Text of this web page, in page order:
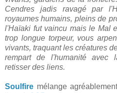
Cendres jadis ravagé par
royaumes humains, pleins de
l'Haïaki fut vaincu mais le Mal
trop longue torpeur, vous
vivants, traquant les créatures
rempart de l'humanité avec
retisser des liens.
Soulfire mélange